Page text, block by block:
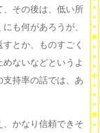
、その後は、低い所
も何があろうが、
とか、ものすごく
ないなどというよ
持率の話では、あ
かなり信頼できそ